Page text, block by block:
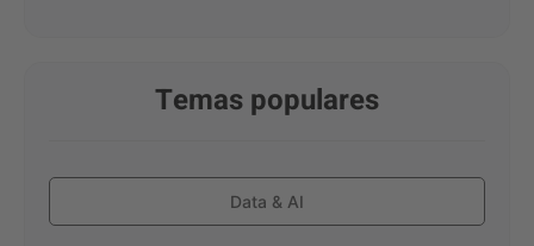
Temas populares
Data & AI